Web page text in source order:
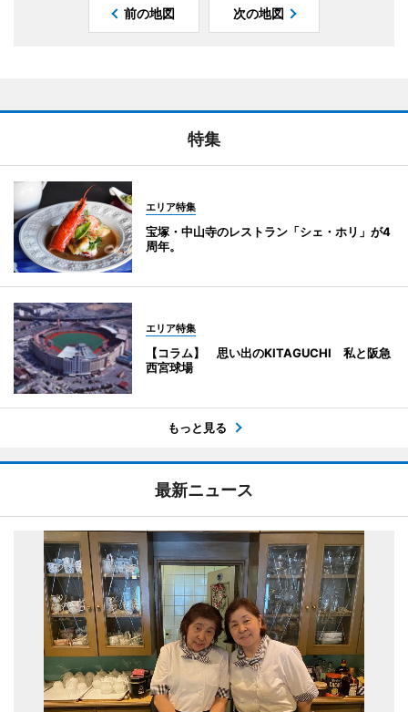
前の地図 次の地図
特集
エリア特集
宝塚・中山寺のレストラン「シェ・ホリ」が4
周年。
エリア特集
【コラム】 思い出のKITAGUCHI 私と阪急
西宮球場
もっと見る
最新ニュース